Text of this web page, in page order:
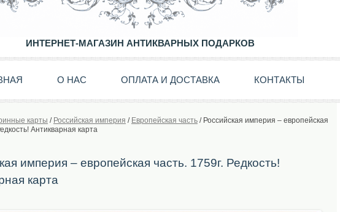
ИНТЕРНЕТ-МАГАЗИН АНТИКВАРНЫХ ПОДАРКОВ
О НАС ОПЛАТА И ДОСТАВКА КОНТАКТЫ
карты / Российская империя / Европейская часть / Российская империя – европейская
Антикварная карта
империя – европейская часть. 1759г. Редкость!
карта